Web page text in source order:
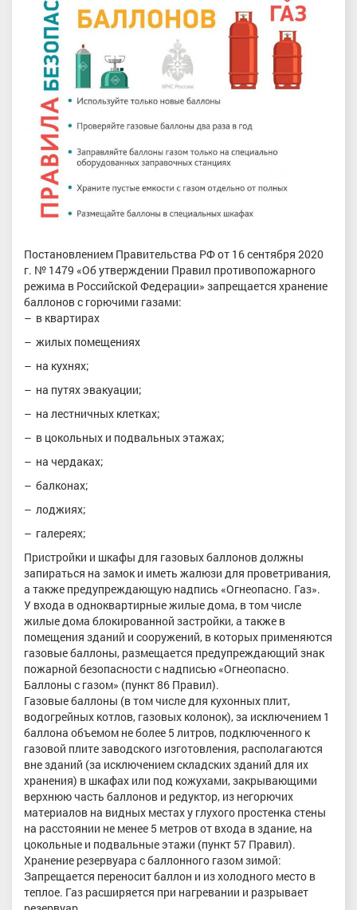
Постановлением Правительства РФ от 16 сентября 2020
г. № 1479 «Об утверждении Правил противопожарного
режима в Российской Федерации» запрещается хранение
баллонов с горючими газами:
в квартирах
жилых помещениях
на кухнях;
на путях эвакуации;
на лестничных клетках;
в цокольных и подвальных этажах;
на чердаках;
балконах;
лоджиях;
галереях;
Пристройки и шкафы для газовых баллонов должны
запираться на замок и иметь жалюзи для проветривания,
а также предупреждающую надпись «Огнеопасно. Газ».
У входа в одноквартирные жилые дома, в том числе
жилые дома блокированной застройки, а также в
помещения зданий и сооружений, в которых применяются
газовые баллоны, размещается предупреждающий знак
пожарной безопасности с надписью «Огнеопасно.
Баллоны с газом» (пункт 86 Правил).
Газовые баллоны (в том числе для кухонных плит,
водогрейных котлов, газовых колонок), за исключением 1
баллона объемом не более 5 литров, подключенного к
газовой плите заводского изготовления, располагаются
вне зданий (за исключением складских зданий для их
хранения) в шкафах или под кожухами, закрывающими
верхнюю часть баллонов и редуктор, из негорючих
материалов на видных местах у глухого простенка стены
на расстоянии не менее 5 метров от входа в здание, на
цокольные и подвальные этажи (пункт 57 Правил).
Хранение резервуара с баллонного газом зимой:
Запрещается переносит баллон и из холодного место в
теплое. Газ расширяется при нагревании и разрывает